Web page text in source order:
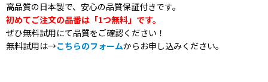
高品質の日本製で、安心の品質保証付きです。
初めてご注文の品番は「1つ無料」です。
ぜひ無料試用にて品質をご確認ください！
無料試用は→こちらのフォームからお申し込みください。